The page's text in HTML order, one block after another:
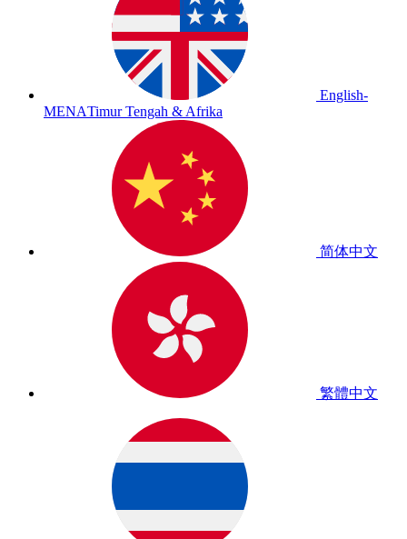
English-
MENATimur Tengah & Afrika
简体中文
繁體中文